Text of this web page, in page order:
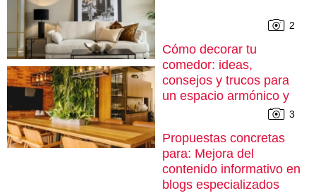
2
Cómo decorar tu
comedor: ideas,
consejos y trucos para
un espacio armónico y
3
Propuestas concretas
para: Mejora del
contenido informativo en
blogs especializados